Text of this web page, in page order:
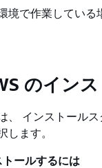
境で作業してい
のイン
、 インストール
ます。
ールするには